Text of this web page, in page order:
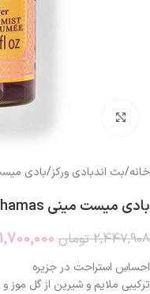
خانه/بث اندبادی ورکز/بادی
بادی میست مینی bahamas
2,447,908 تومان 1,700,000
احساسِ استراحت در جزیره
ترکیبی ملایم و شیرین از گل موز